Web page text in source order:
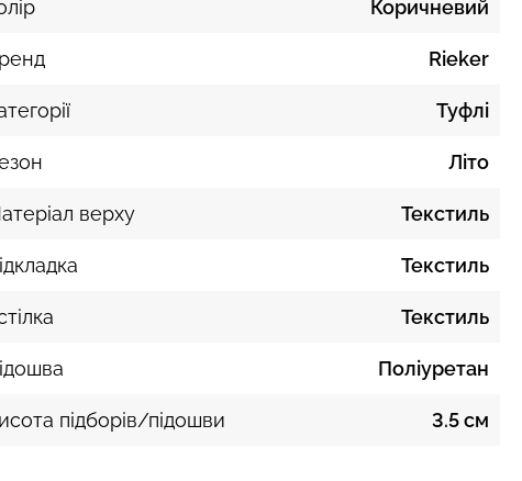
Коричневий
Rieker
Туфлі
Літо
верху Текстиль
Текстиль
Текстиль
Поліуретан
підборів/підошви 3.5 см